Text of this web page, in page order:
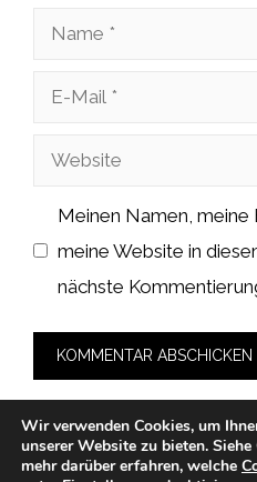
Name
Website
Meinen Namen, meine
meine Website in
nächste
Wir verwenden Cookies, um
unserer Website zu bieten.
mehr darüber erfahren, welche